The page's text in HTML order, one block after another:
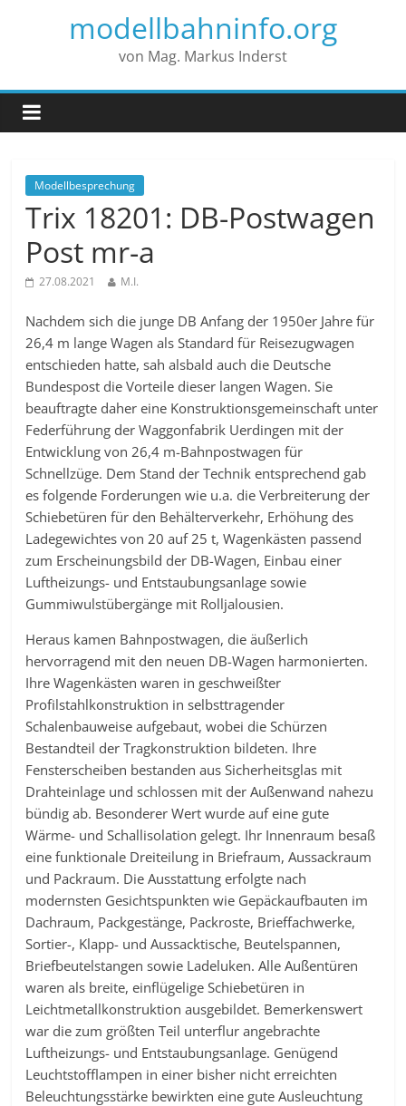
modellbahninfo.org
von Mag. Markus Inderst
Modellbesprechung
Trix 18201: DB-Postwagen
Post mr-a
27.08.2021 M.I.
Nachdem sich die junge DB Anfang der 1950er Jahre für
26,4 m lange Wagen als Standard für Reisezugwagen
entschieden hatte, sah alsbald auch die Deutsche
Bundespost die Vorteile dieser langen Wagen. Sie
beauftragte daher eine Konstruktionsgemeinschaft unter
Federführung der Waggonfabrik Uerdingen mit der
Entwicklung von 26,4 m-Bahnpostwagen für
Schnellzüge. Dem Stand der Technik entsprechend gab
es folgende Forderungen wie u.a. die Verbreiterung der
Schiebetüren für den Behälterverkehr, Erhöhung des
Ladegewichtes von 20 auf 25 t, Wagenkästen passend
zum Erscheinungsbild der DB-Wagen, Einbau einer
Luftheizungs- und Entstaubungsanlage sowie
Gummiwulstübergänge mit Rolljalousien.
Heraus kamen Bahnpostwagen, die äußerlich
hervorragend mit den neuen DB-Wagen harmonierten.
Ihre Wagenkästen waren in geschweißter
Profilstahlkonstruktion in selbsttragender
Schalenbauweise aufgebaut, wobei die Schürzen
Bestandteil der Tragkonstruktion bildeten. Ihre
Fensterscheiben bestanden aus Sicherheitsglas mit
Drahteinlage und schlossen mit der Außenwand nahezu
bündig ab. Besonderer Wert wurde auf eine gute
Wärme- und Schallisolation gelegt. Ihr Innenraum besaß
eine funktionale Dreiteilung in Briefraum, Aussackraum
und Packraum. Die Ausstattung erfolgte nach
modernsten Gesichtspunkten wie Gepäckaufbauten im
Dachraum, Packgestänge, Packroste, Brieffachwerke,
Sortier-, Klapp- und Aussacktische, Beutelspannen,
Briefbeutelstangen sowie Ladeluken. Alle Außentüren
waren als breite, einflügelige Schiebetüren in
Leichtmetallkonstruktion ausgebildet. Bemerkenswert
war die zum größten Teil unterflur angebrachte
Luftheizungs- und Entstaubungsanlage. Genügend
Leuchtstofflampen in einer bisher nicht erreichten
Beleuchtungsstärke bewirkten eine gute Ausleuchtung